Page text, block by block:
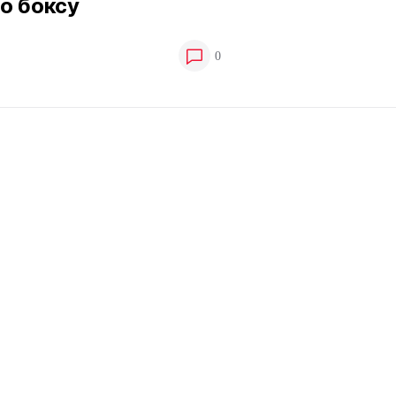
боксу
0